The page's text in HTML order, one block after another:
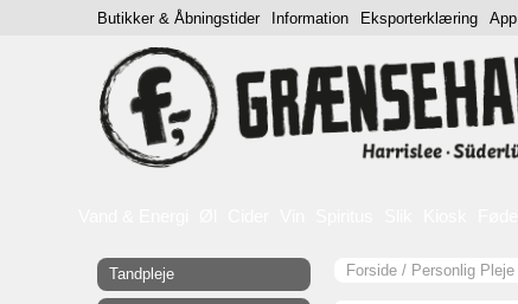
Forside / Personlig Pleje
Tandpleje
Butikker & Åbningstider Information Eksporterklæring App